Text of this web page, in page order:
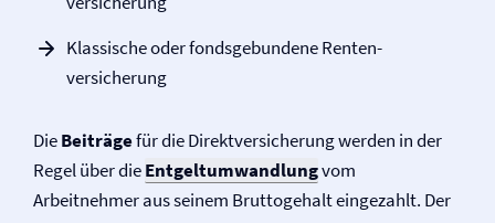
Klassische oder fondsgebundene Renten­
versicherung
DieBeiträgefür die Direkt­versicherung werden in der
Regel über dieEntgeltumwandlungvom
Arbeitnehmer aus seinem Bruttogehalt eingezahlt. Der